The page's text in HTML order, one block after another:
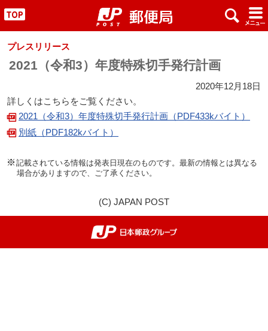
" x #
プレスリリース
2021（令和3）年度特殊切手発行計画
2020年12月18日
詳しくはこちらをご覧ください。
2021（令和3）年度特殊切手発行計画（PDF433kバイト）
別紙（PDF182kバイト）
記載されている情報は発表日現在のものです。最新の情報とは異なる
場合がありますので、ご了承ください。
(C) JAPAN POST